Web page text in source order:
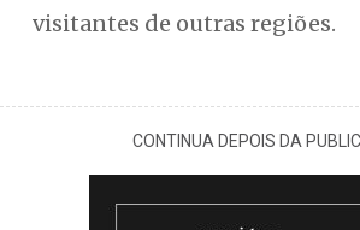
visitantes de outras regiões.
CONTINUA DEPOIS DA